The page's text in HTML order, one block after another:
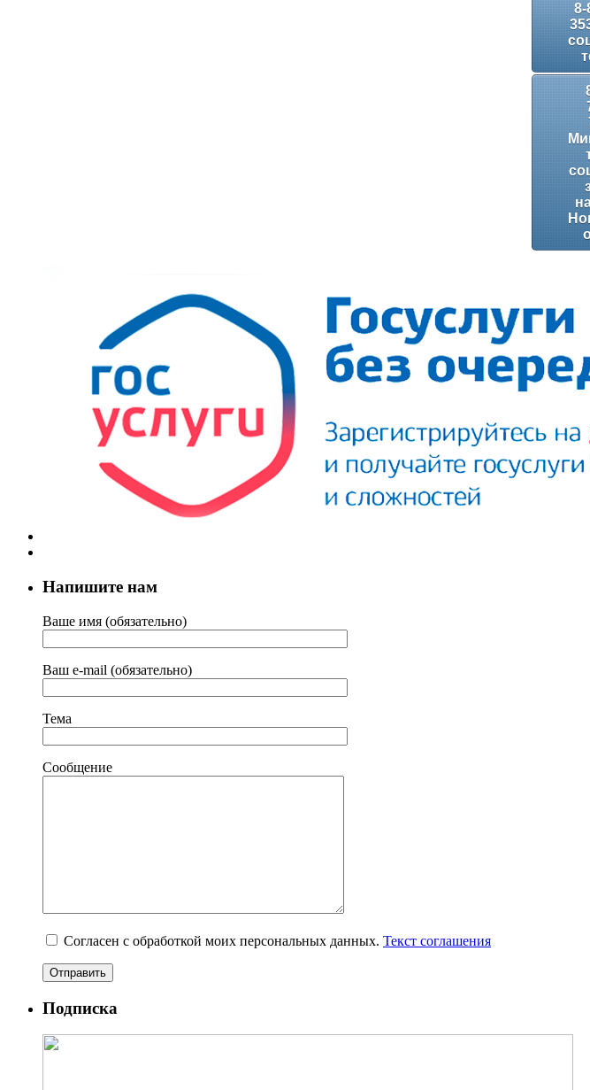
8-
Напишите нам
Ваше имя (обязательно)
Ваш e-mail (обязательно)
Тема
Сообщение
Согласен с обработкой моих персональных данных. Текст соглашения
Подписка